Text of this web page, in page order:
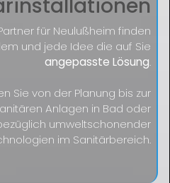
für Neulußheim finden
und jede Idee die auf Sie
angepasste Lösung.
Sie von der Planung bis zur
Anlagen in Bad oder
umweltschonender
im Sanitärbereich.